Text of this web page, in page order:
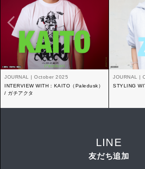
JOURNAL | October 2025
INTERVIEW WITH：KAITO（Paledusk）
/ ガチアクタ
JOURNAL |
STYLING
LINE
友だち追加